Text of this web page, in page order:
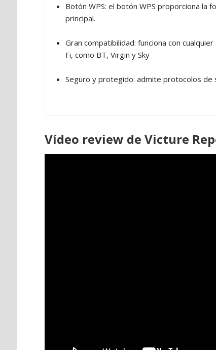
Botón WPS: el botón WPS proporciona la
principal.
Gran compatibilidad: funciona con
Fi, como BT, Virgin y Sky
Seguro y protegido: admite protocolos de
Vídeo review de Victure